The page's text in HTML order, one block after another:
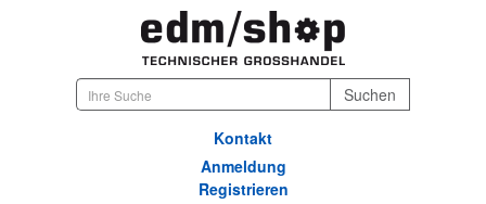
Kontakt
Anmeldung
Registrieren